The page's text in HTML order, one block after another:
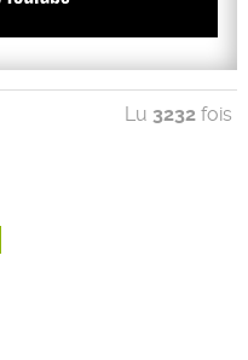
Lu 3232 fois